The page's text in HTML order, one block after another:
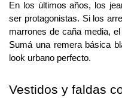
En los últimos años, los
ser protagonistas. Si los
marrones de caña media,
Sumá una remera básica
look urbano perfecto.
Vestidos y faldas